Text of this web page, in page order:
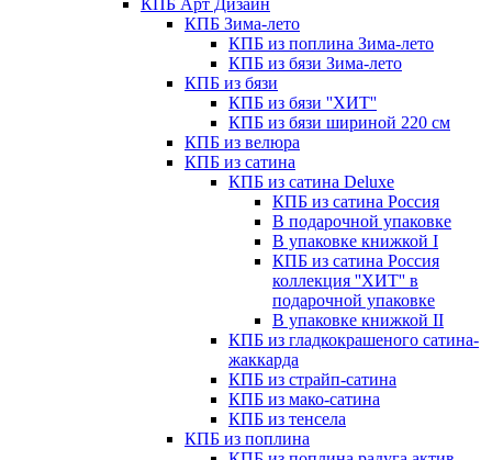
КПБ Арт Дизайн
КПБ Зима-лето
КПБ из поплина Зима-лето
КПБ из бязи Зима-лето
КПБ из бязи
КПБ из бязи ''ХИТ''
КПБ из бязи шириной 220 см
КПБ из велюра
КПБ из сатина
КПБ из сатина Deluxe
КПБ из сатина Россия
В подарочной упаковке
В упаковке книжкой I
КПБ из сатина Россия
коллекция ''ХИТ'' в
подарочной упаковке
В упаковке книжкой II
КПБ из гладкокрашеного сатина-
жаккарда
КПБ из страйп-сатина
КПБ из мако-сатина
КПБ из тенсела
КПБ из поплина